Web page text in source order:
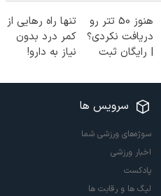
هنوز 50 تتر رو
دریافت نکردی؟
| رایگان ثبت
شروع کن!
تنها راه رهایی از
کمر درد بدون
نیاز به دارو!
سرویس ها
سوژه‌های ورزشی شما
اخبار ورزشی
پادکست
لیگ ها و رقابت ها